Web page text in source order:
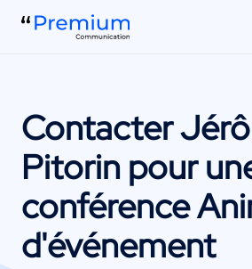
Contacter
Pitorinpour
conférence
d'événement